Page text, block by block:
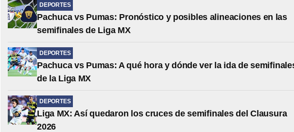
DEPORTES
Pachuca vs Pumas: Pronóstico y posibles alineaciones en las
semifinales de Liga MX
DEPORTES
Pachuca vs Pumas: A qué hora y dónde ver la ida de
de la Liga MX
DEPORTES
Liga MX: Así quedaron los cruces de semifinales del Clausura
2026